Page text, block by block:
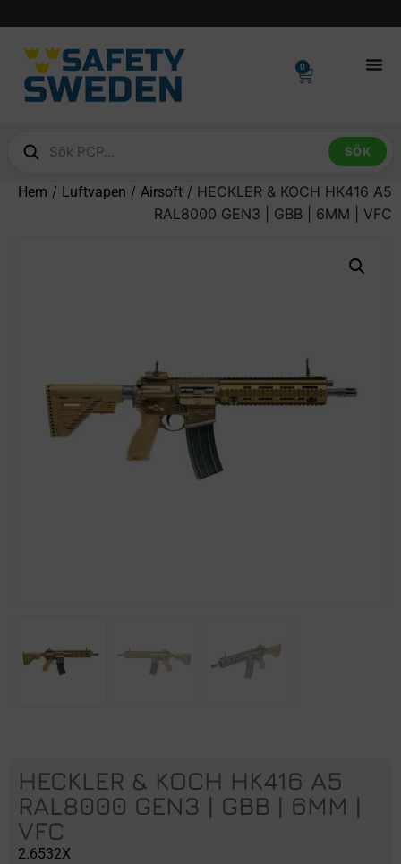
0
SÖK
Hem / Luftvapen / Airsoft / HECKLER & KOCH HK416 A5
RAL8000 GEN3 | GBB | 6MM | VFC
HECKLER & KOCH HK416 A5
RAL8000 GEN3 | GBB | 6MM |
VFC
2.6532X